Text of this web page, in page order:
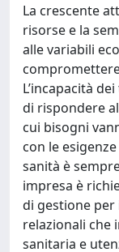
La crescente
risorse e la
alle variabili
L’incapacità
di rispondere
cui bisogni
con le
sanità è
impresa è
di gestione
relazionali che
sanitaria e